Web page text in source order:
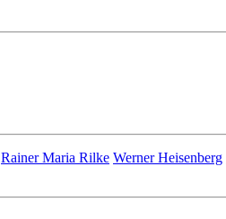
Rainer Maria Rilke Werner Heisenberg